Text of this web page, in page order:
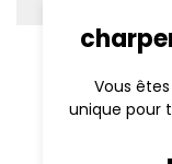
Vous
unique pour